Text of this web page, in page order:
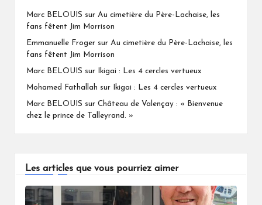
Marc BELOUIS sur Au cimetière du Père-Lachaise, les
fans fêtent Jim Morrison
Emmanuelle Froger sur Au cimetière du Père-Lachaise, les
fans fêtent Jim Morrison
Marc BELOUIS sur Ikigai : Les 4 cercles vertueux
Mohamed Fathallah sur Ikigai : Les 4 cercles vertueux
Marc BELOUIS sur Château de Valençay : « Bienvenue
chez le prince de Talleyrand. »
Les articles que vous pourriez aimer